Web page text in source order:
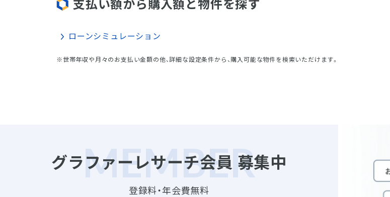
支払い額から購入額と物件を探す
ローンシミュレーション
※世帯年収や月々のお支払い金額の他、詳細な設定条件から、購入可能な物件を検索いただけます。
グラファーレサーチ会員 募集中
登録料・年会費無料